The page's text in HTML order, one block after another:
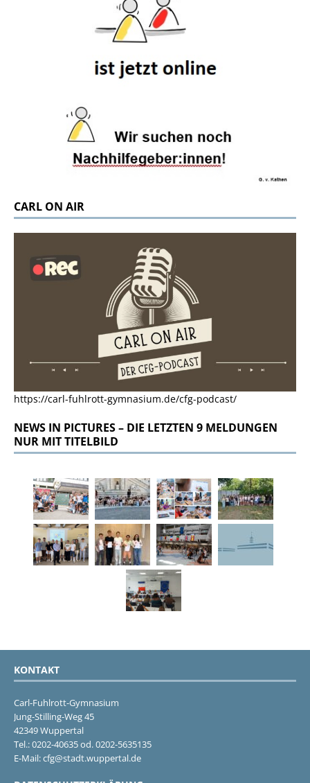
CARL ON AIR
https://carl-fuhlrott-gymnasium.de/cfg-podcast/
NEWS IN PICTURES – DIE LETZTEN 9 MELDUNGEN
NUR MIT TITELBILD
KONTAKT
Carl-Fuhlrott-Gymnasium
Jung-Stilling-Weg 45
42349 Wuppertal
Tel.: 0202-40635 od. 0202-5635135
E-Mail: cfg@stadt.wuppertal.de